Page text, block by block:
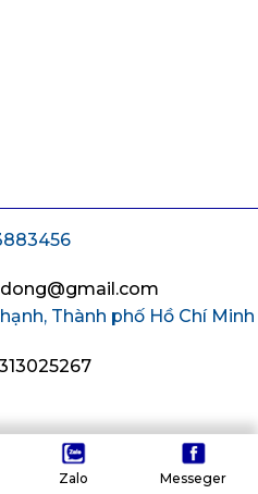
Thành phố Hồ Chí Minh
Zalo Messeger